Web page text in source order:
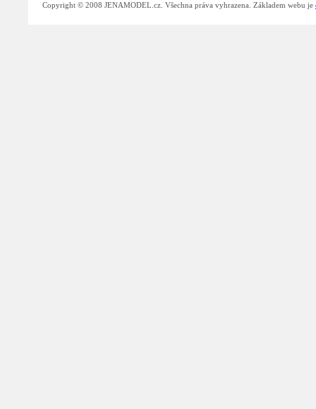
Copyright © 2008 JENAMODEL.cz. Všechna práva vyhrazena. Základem webu je